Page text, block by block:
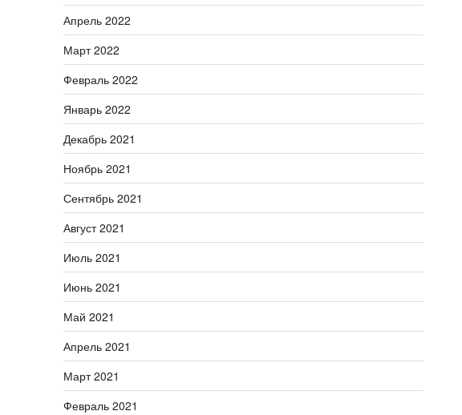
Апрель 2022
Март 2022
Февраль 2022
Январь 2022
Декабрь 2021
Ноябрь 2021
Сентябрь 2021
Август 2021
Июль 2021
Июнь 2021
Май 2021
Апрель 2021
Март 2021
Февраль 2021